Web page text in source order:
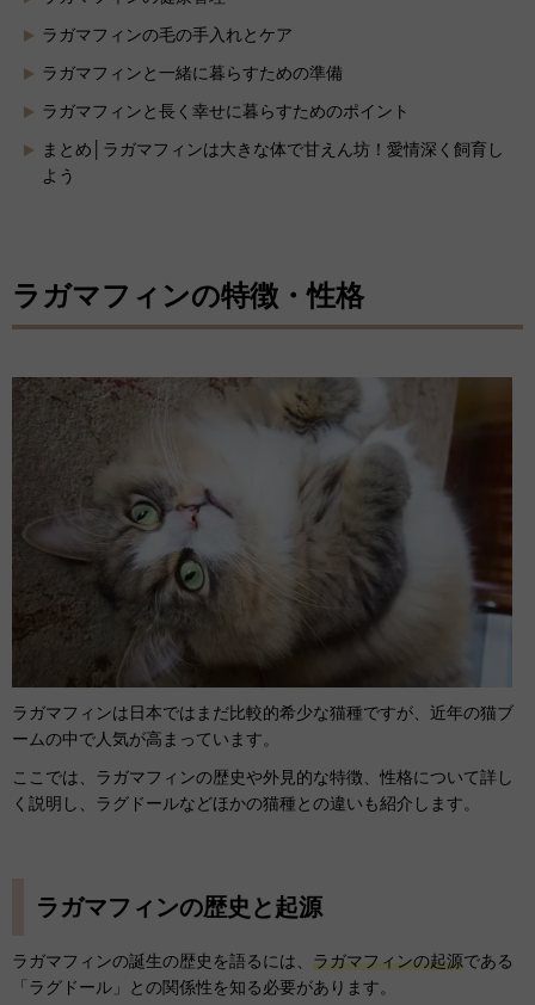
ラガマフィンの毛の手入れとケア
ラガマフィンと一緒に暮らすための準備
ラガマフィンと長く幸せに暮らすためのポイント
まとめ│ラガマフィンは大きな体で甘えん坊！愛情深く飼育し
よう
ラガマフィンの特徴・性格
ラガマフィンは日本ではまだ比較的希少な猫種ですが、近年の猫ブ
ームの中で人気が高まっています。
ここでは、ラガマフィンの歴史や外見的な特徴、性格について詳し
く説明し、ラグドールなどほかの猫種との違いも紹介します。
ラガマフィンの歴史と起源
ラガマフィンの誕生の歴史を語るには、 ラガマフィンの起源である
「ラグドール」との関係性を知る必要があります。